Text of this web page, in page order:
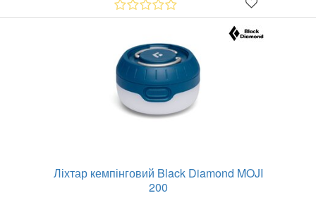
Ліхтар кемпінговий Black Diamond MOJI
200